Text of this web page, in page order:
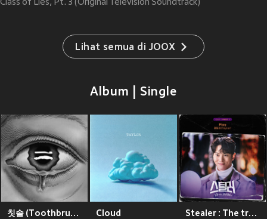
Class of Lies, Pt. 3 (Original Television Soundtrack)
Lihat semua di JOOX
Album | Single
칫솔 (Toothbrush) Cloud Stealer : The treasure keeper, Pt. 1 (Original Television Soundtrack)